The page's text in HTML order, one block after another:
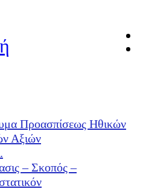
Προασπίσεως Ηθικών
Αξιών
– Σκοπός –